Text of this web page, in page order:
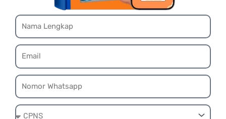
Name
Email
Whatsapp
Ebook